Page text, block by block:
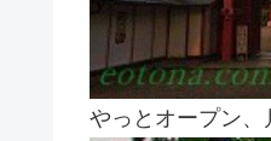
やっとオープン、